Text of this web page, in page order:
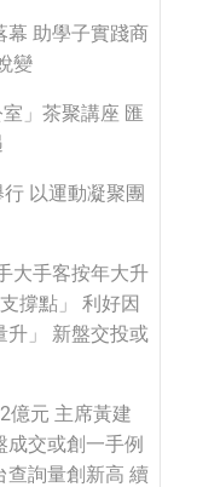
幕 助學子實踐商
變
」茶聚講座 匯
行 以運動凝聚團
大手客按年大升
撐點」 利好因
升」 新盤交投或
億元 主席黃建
成交或創一手例
查詢量創新高 續